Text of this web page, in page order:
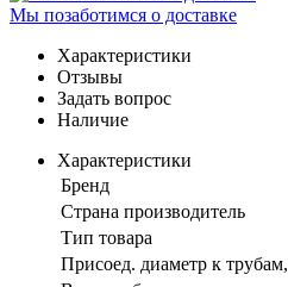
Мы позаботимся о доставке
Характеристики
Отзывы
Задать вопрос
Наличие
Характеристики
Бренд
Страна производитель
Тип товара
Присоед. диаметр к